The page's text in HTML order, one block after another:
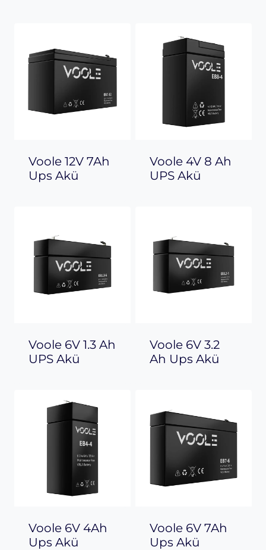
Voole 12V 7Ah
Ups Akü
Voole 4V 8 Ah
UPS Akü
Voole 6V 1.3 Ah
UPS Akü
Voole 6V 3.2
Ah Ups Akü
Voole 6V 4Ah
Ups Akü
Voole 6V 7Ah
Ups Akü